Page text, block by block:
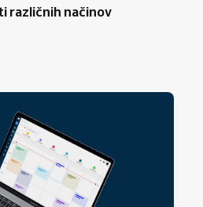
različnih načinov